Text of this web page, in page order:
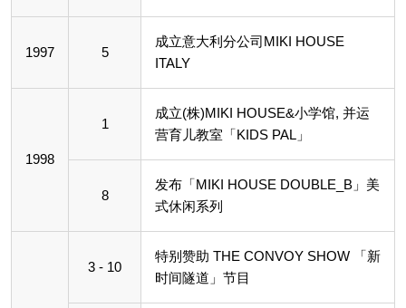
1997 5
成立意大利分公司MIKI HOUSE
ITALY
1998
1
成立(株)MIKI HOUSE&小学馆, 并运
营育儿教室「KIDS PAL」
8
发布「MIKI HOUSE DOUBLE_B」美
式休闲系列
3 - 10
特别赞助 THE CONVOY SHOW 「新
时间隧道」节目